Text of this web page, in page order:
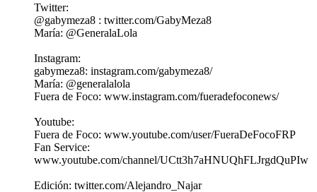
Twitter:
@gabymeza8 : twitter.com/GabyMeza8
María: @GeneralaLola
Instagram:
gabymeza8: instagram.com/gabymeza8/
María: @generalalola
Fuera de Foco: www.instagram.com/fueradefoconews/
Youtube:
Fuera de Foco: www.youtube.com/user/FueraDeFocoFRP
Fan Service:
www.youtube.com/channel/UCtt3h7aHNUQhFLJrgdQuPIw
Edición: twitter.com/Alejandro_Najar